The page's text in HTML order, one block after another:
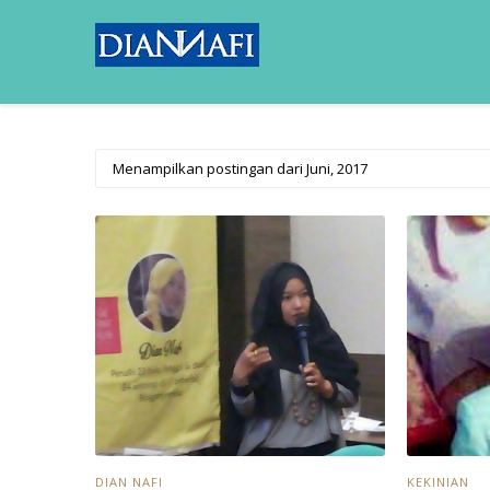
Menampilkan postingan dari Juni, 2017
DIAN NAFI KEKINIAN